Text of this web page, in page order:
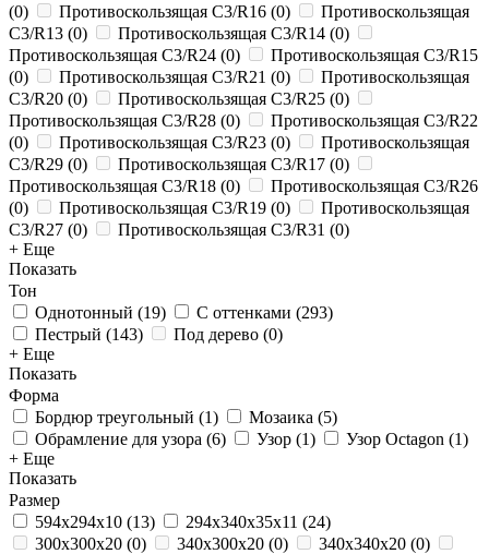
(0) Противоскользящая C3/R16 (0)
Противоскользящая
C3/R13 (0) Противоскользящая C3/R14 (0)
Противоскользящая C3/R24 (0)
Противоскользящая C3/R15
(0) Противоскользящая C3/R21 (0)
Противоскользящая
C3/R20 (0) Противоскользящая C3/R25 (0)
Противоскользящая C3/R28 (0)
Противоскользящая C3/R22
(0) Противоскользящая C3/R23 (0)
Противоскользящая
C3/R29 (0) Противоскользящая C3/R17 (0)
Противоскользящая C3/R18 (0)
Противоскользящая C3/R26
(0) Противоскользящая C3/R19 (0)
Противоскользящая
C3/R27 (0) Противоскользящая C3/R31 (0)
+ Еще
Показать
Тон
Однотонный (19) С оттенками (293)
Пестрый (143) Под дерево (0)
+ Еще
Показать
Форма
Бордюр треугольный (1) Мозаика (5)
Обрамление для узора (6) Узор (1) Узор Octagon (1)
+ Еще
Показать
Размер
594х294х10 (13) 294х340х35х11 (24)
300х300х20 (0) 340х300х20 (0) 340х340х20 (0)